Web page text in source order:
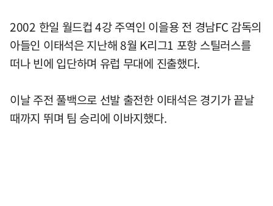
2002 한일 월드컵 4강 주역인 이을용 전 경남FC 감독의
아들인 이태석은 지난해 8월 K리그1 포항 스틸러스를
떠나 빈에 입단하며 유럽 무대에 진출했다.
이날 주전 풀백으로 선발 출전한 이태석은 경기가 끝날
때까지 뛰며 팀 승리에 이바지했다.